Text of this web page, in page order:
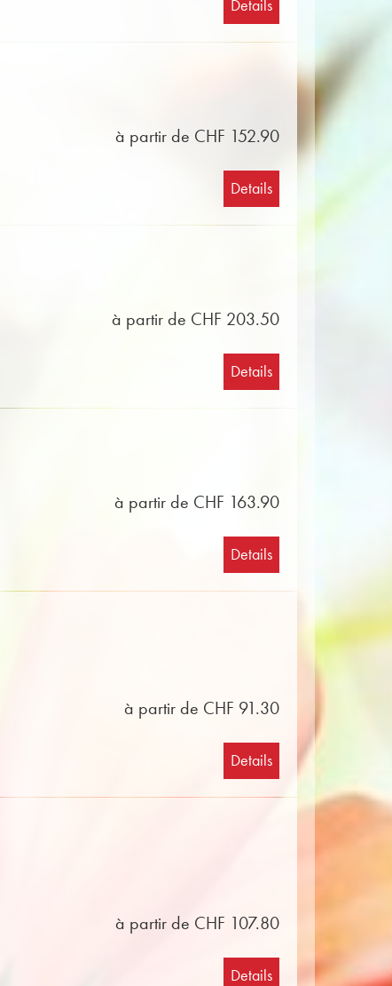
Details
à partir de CHF 152.90
Details
à partir de CHF 203.50
Details
à partir de CHF 163.90
Details
à partir de CHF 91.30
Details
à partir de CHF 107.80
Details